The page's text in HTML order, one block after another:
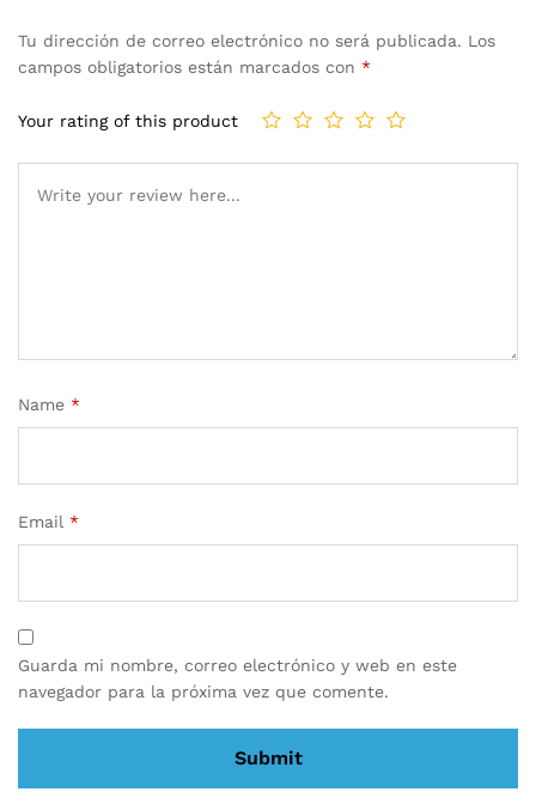
Tu dirección de correo electrónico no será publicada. Los
campos obligatorios están marcados con *
Your rating of this product
Name *
Email *
Guarda mi nombre, correo electrónico y web en este
navegador para la próxima vez que comente.